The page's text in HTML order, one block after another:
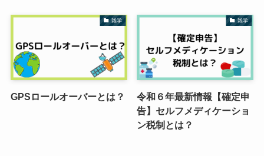
雑学
GPSロールオーバーとは？
雑学
令和６年最新情報【確定申
告】セルフメディケーショ
ン税制とは？